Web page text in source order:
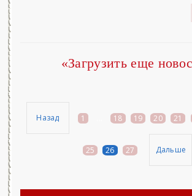
«Загрузить еще
Назад 1 18 19 20 21
25 26 27 Дальше